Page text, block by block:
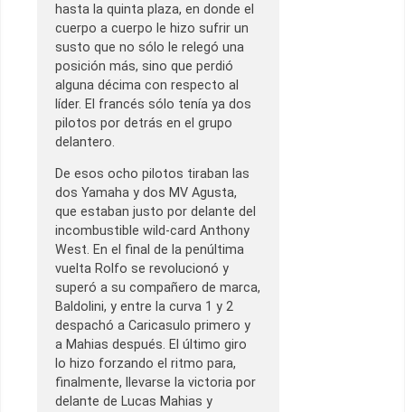
hasta la quinta plaza, en donde el
cuerpo a cuerpo le hizo sufrir un
susto que no sólo le relegó una
posición más, sino que perdió
alguna décima con respecto al
líder. El francés sólo tenía ya dos
pilotos por detrás en el grupo
delantero.
De esos ocho pilotos tiraban las
dos Yamaha y dos MV Agusta,
que estaban justo por delante del
incombustible wild-card Anthony
West. En el final de la penúltima
vuelta Rolfo se revolucionó y
superó a su compañero de marca,
Baldolini, y entre la curva 1 y 2
despachó a Caricasulo primero y
a Mahias después. El último giro
lo hizo forzando el ritmo para,
finalmente, llevarse la victoria por
delante de Lucas Mahias y